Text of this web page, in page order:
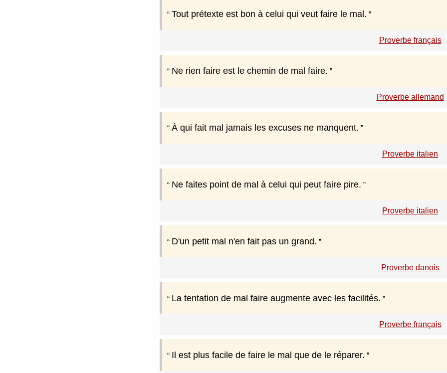
Tout prétexte est bon à celui qui veut faire le mal.
Proverbe français
Ne rien faire est le chemin de mal faire.
Proverbe allemand
À qui fait mal jamais les excuses ne manquent.
Proverbe italien
Ne faites point de mal à celui qui peut faire pire.
Proverbe italien
D'un petit mal n'en fait pas un grand.
Proverbe danois
La tentation de mal faire augmente avec les facilités.
Proverbe français
Il est plus facile de faire le mal que de le réparer.